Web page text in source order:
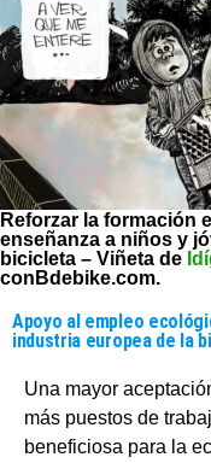
Reforzar la formación
enseñanza a niños y
bicicleta – Viñeta de
conBdebike.com.
Apoyo al empleo
industria europea de la
Una mayor
más puestos de
beneficiosa para la